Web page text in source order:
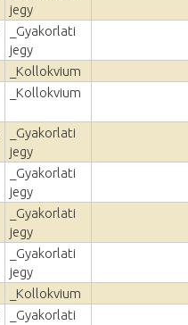
jegy
_Gyakorlati
jegy
_Kollokvium
_Kollokvium
_Gyakorlati
jegy
_Gyakorlati
jegy
_Gyakorlati
jegy
_Gyakorlati
jegy
_Kollokvium
_Gyakorlati